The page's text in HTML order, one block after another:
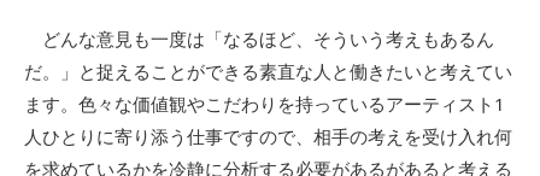
どんな意見も一度は「なるほど、そういう考えもあるん
だ。」と捉えることができる素直な人と働きたいと考えてい
ます。色々な価値観やこだわりを持っているアーティスト1
人ひとりに寄り添う仕事ですので、相手の考えを受け入れ何
を求めているかを冷静に分析する必要があるがあると考える